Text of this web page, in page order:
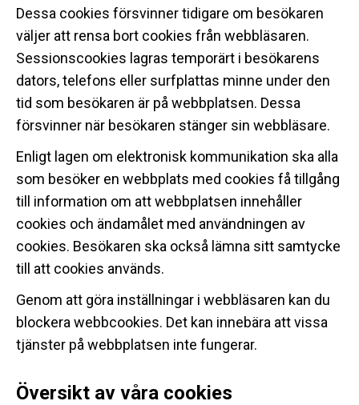
Dessa cookies försvinner tidigare om besökaren
väljer att rensa bort cookies från webbläsaren.
Sessionscookies lagras temporärt i besökarens
dators, telefons eller surfplattas minne under den
tid som besökaren är på webbplatsen. Dessa
försvinner när besökaren stänger sin webbläsare.
Enligt lagen om elektronisk kommunikation ska alla
som besöker en webbplats med cookies få tillgång
till information om att webbplatsen innehåller
cookies och ändamålet med användningen av
cookies. Besökaren ska också lämna sitt samtycke
till att cookies används.
Genom att göra inställningar i webbläsaren kan du
blockera webbcookies. Det kan innebära att vissa
tjänster på webbplatsen inte fungerar.
Översikt av våra cookies